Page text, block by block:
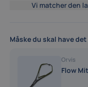
Vi matcher den
Måske du skal have
Orvis
Flow